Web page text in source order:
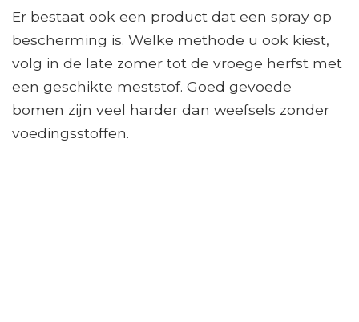
Er bestaat ook een product dat een spray op
bescherming is. Welke methode u ook kiest,
volg in de late zomer tot de vroege herfst met
een geschikte meststof. Goed gevoede
bomen zijn veel harder dan weefsels zonder
voedingsstoffen.